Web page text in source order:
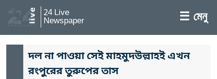
24 Live
Newspaper ☰ মেনু
দল না পাওয়া সেই মাহমুদউল্লাহই এখন
রংপুরের তুরুপের তাস